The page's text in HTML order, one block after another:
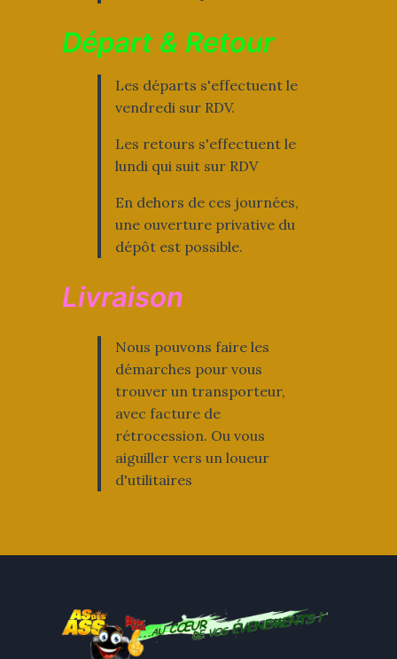
Départ & Retour
Les départs s'effectuent le
vendredi sur RDV.
Les retours s'effectuent le
lundi qui suit sur RDV
En dehors de ces journées,
une ouverture privative du
dépôt est possible.
Livraison
Nous pouvons faire les
démarches pour vous
trouver un transporteur,
avec facture de
rétrocession. Ou vous
aiguiller vers un loueur
d'utilitaires